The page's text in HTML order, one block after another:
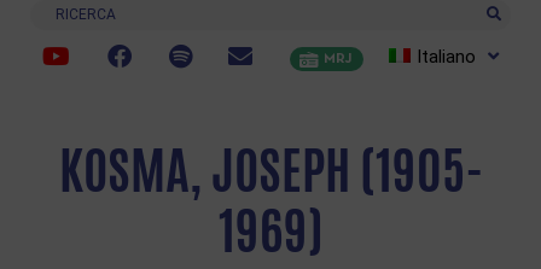
Ricerca
MRJ Italiano
KOSMA, JOSEPH (1905-
1969)